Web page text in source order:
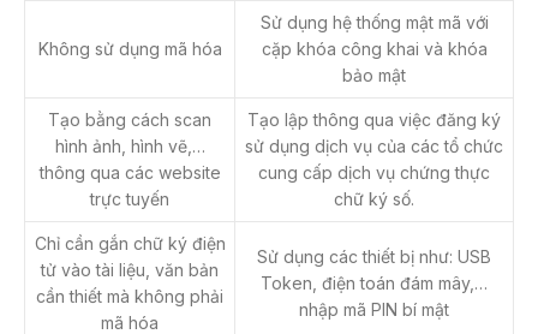
Không sử dụng mã hóa
Sử dụng hệ thống mật mã với
cặp khóa công khai và khóa
bảo mật
Tạo bằng cách scan
hình ảnh, hình vẽ,…
thông qua các website
trực tuyến
Tạo lập thông qua việc đăng ký
sử dụng dịch vụ của các tổ chức
cung cấp dịch vụ chứng thực
chữ ký số.
Chỉ cần gắn chữ ký điện
tử vào tài liệu, văn bản
cần thiết mà không phải
mã hóa
Sử dụng các thiết bị như: USB
Token, điện toán đám mây,…
nhập mã PIN bí mật